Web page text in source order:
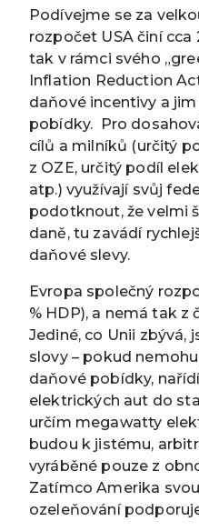
Podívejme se za
rozpočet USA činí cca
tak v rámci svého
Inflation Reduction
daňové incentivy a
pobídky. Pro
cílů a milníků (určitý
z OZE, určitý podíl
atp.) využívají svůj
podotknout, že velmi
daně, tu zavádí
daňové slevy.
Evropa společný
% HDP), a nemá tak
Jediné, co Unii zbývá,
slovy – pokud
daňové pobídky,
elektrických aut do
určím megawatty
budou k jistému,
vyráběné pouze z
Zatímco Amerika
ozeleňování